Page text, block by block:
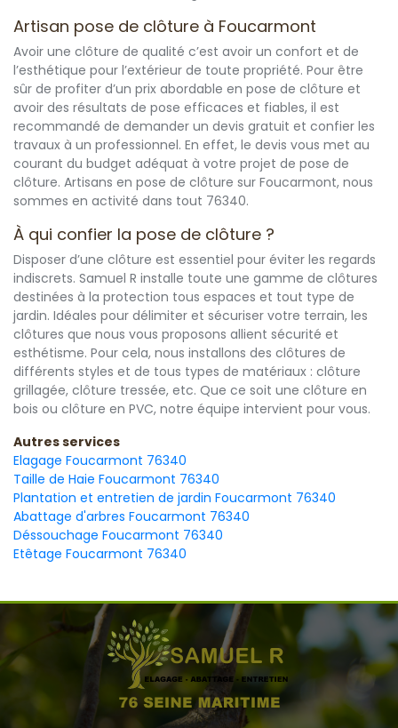
Artisan pose de clôture à Foucarmont
Avoir une clôture de qualité c’est avoir un confort et de
l’esthétique pour l’extérieur de toute propriété. Pour être
sûr de profiter d’un prix abordable en pose de clôture et
avoir des résultats de pose efficaces et fiables, il est
recommandé de demander un devis gratuit et confier les
travaux à un professionnel. En effet, le devis vous met au
courant du budget adéquat à votre projet de pose de
clôture. Artisans en pose de clôture sur Foucarmont, nous
sommes en activité dans tout 76340.
À qui confier la pose de clôture ?
Disposer d’une clôture est essentiel pour éviter les regards
indiscrets. Samuel R installe toute une gamme de clôtures
destinées à la protection tous espaces et tout type de
jardin. Idéales pour délimiter et sécuriser votre terrain, les
clôtures que nous vous proposons allient sécurité et
esthétisme. Pour cela, nous installons des clôtures de
différents styles et de tous types de matériaux : clôture
grillagée, clôture tressée, etc. Que ce soit une clôture en
bois ou clôture en PVC, notre équipe intervient pour vous.
Autres services
Elagage Foucarmont 76340
Taille de Haie Foucarmont 76340
Plantation et entretien de jardin Foucarmont 76340
Abattage d'arbres Foucarmont 76340
Déssouchage Foucarmont 76340
Etêtage Foucarmont 76340